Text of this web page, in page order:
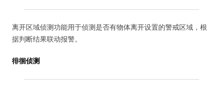
离开区域侦测功能用于侦测是否有物体离开设置的警戒区域，根
据判断结果联动报警。
徘徊侦测